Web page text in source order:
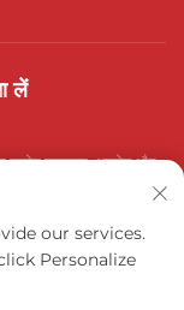
लें
उद्योग समाचार, अपडेट और
our services.
Personalize